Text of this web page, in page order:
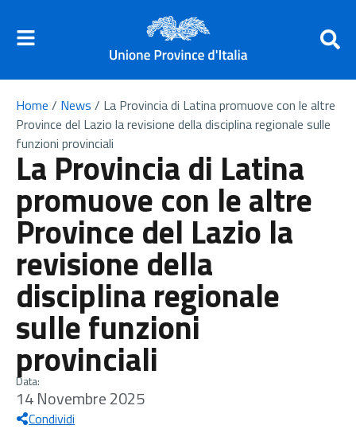
Home / News / La Provincia di Latina promuove con le altre
Province del Lazio la revisione della disciplina regionale sulle
funzioni provinciali
La Provincia di Latina
promuove con le altre
Province del Lazio la
revisione della
disciplina regionale
sulle funzioni
provinciali
Data:
14 Novembre 2025
Condividi